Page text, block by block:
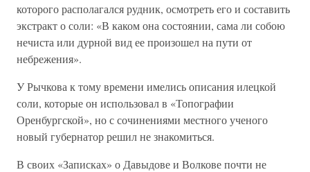
которого располагался рудник, осмотреть его и составить
экстракт о соли: «В каком она состоянии, сама ли собою
нечиста или дурной вид ее произошел на пути от
небрежения».
У Рычкова к тому времени имелись описания илецкой
соли, которые он использовал в «Топографии
Оренбургской», но с сочинениями местного ученого
новый губернатор решил не знакомиться.
В своих «Записках» о Давыдове и Волкове почти не